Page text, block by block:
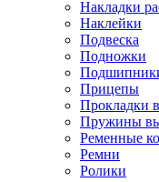
Накладки
Наклейки
Подвеска
Подножки
Прицепы
Прокладки
Пружины
Ременные
Ремни
Ролики